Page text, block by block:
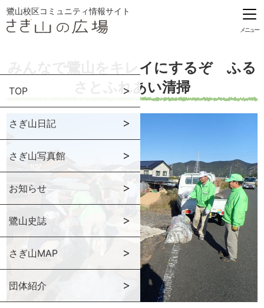
鷺山校区コミュニティ情報サイト
メニュー
TOP
さぎ山日記
さぎ山写真館
お知らせ
鷺山史誌
さぎ山MAP
団体紹介
みんなで鷺山をキレイにするぞ ふる
さとふれあい清掃